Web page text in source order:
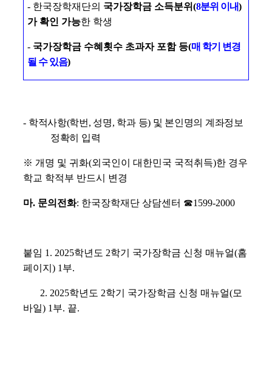
- 한국장학재단의 국가장학금 소득분위 (8분위 이내)
가 확인 가능한 학생
- 국가장학금 수혜횟수 초과자 포함 등(매 학기 변경
될 수 있음)
- 학적사항(학번 , 성명, 학과 등) 및 본인명의 계좌정보
정확히 입력
※ 개명 및 귀화(외국인이 대한민국 국적취득)한 경우
학교 학적부 반드시 변경
마. 문의전화: 한국장학재단 상담센터 ☎1599-2000
붙임 1. 2025학년도 2학기 국가장학금 신청 매뉴얼(홈
페이지 ) 1 부.
2. 2025학년도 2학기 국가장학금 신청 매뉴얼(모
바일) 1 부. 끝.